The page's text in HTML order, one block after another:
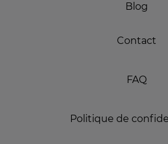
Blog
Contact
FAQ
Politique de